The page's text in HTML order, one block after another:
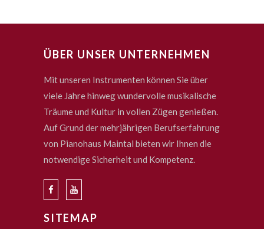
ÜBER UNSER UNTERNEHMEN
Mit unseren Instrumenten können Sie über
viele Jahre hinweg wundervolle musikalische
Träume und Kultur in vollen Zügen genießen.
Auf Grund der mehrjährigen Berufserfahrung
von Pianohaus Maintal bieten wir Ihnen die
notwendige Sicherheit und Kompetenz.
SITEMAP